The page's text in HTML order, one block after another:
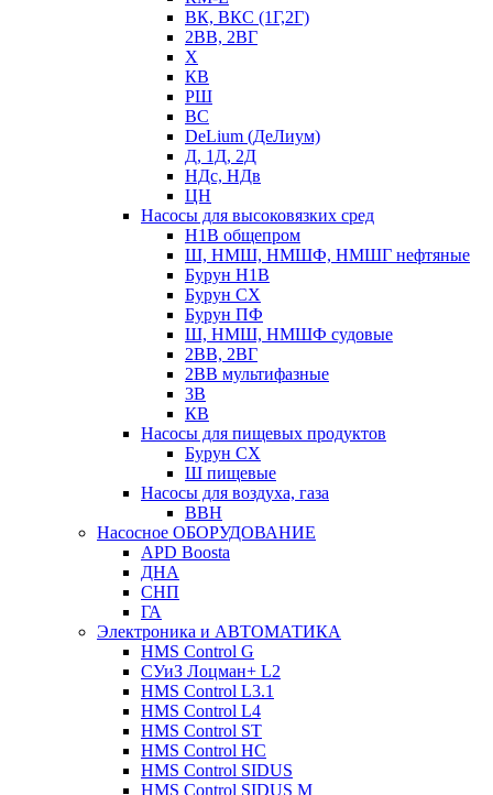
ВК, ВКС (1Г,2Г)
2ВВ, 2ВГ
Х
КВ
РШ
ВС
DeLium (ДеЛиум)
Д, 1Д, 2Д
НДс, НДв
ЦН
Насосы для высоковязких сред
Н1В общепром
Ш, НМШ, НМШФ, НМШГ нефтяные
Бурун Н1В
Бурун СХ
Бурун ПФ
Ш, НМШ, НМШФ судовые
2ВВ, 2ВГ
2ВВ мультифазные
3В
КВ
Насосы для пищевых продуктов
Бурун СХ
Ш пищевые
Насосы для воздуха, газа
ВВН
Насосное ОБОРУДОВАНИЕ
APD Boosta
ДНА
СНП
ГА
Электроника и АВТОМАТИКА
HMS Control G
СУиЗ Лоцман+ L2
HMS Control L3.1
HMS Control L4
HMS Control ST
HMS Control HC
HMS Control SIDUS
HMS Control SIDUS M